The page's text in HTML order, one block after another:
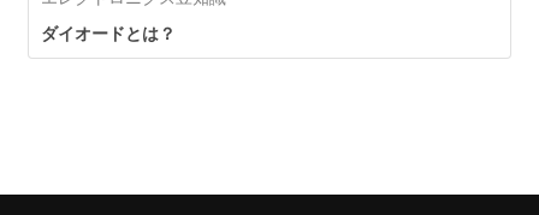
ダイオードとは？